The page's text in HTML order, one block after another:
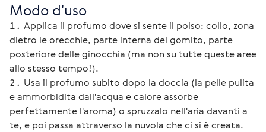
Modo d'uso
Applica il profumo dove si sente il polso: collo, zona
dietro le orecchie, parte interna del gomito, parte
posteriore delle ginocchia (ma non su tutte queste aree
allo stesso tempo!).
Usa il profumo subito dopo la doccia (la pelle pulita
e ammorbidita dall'acqua e calore assorbe
perfettamente l'aroma) o spruzzalo nell'aria davanti a
te, e poi passa attraverso la nuvola che ci si è creata.